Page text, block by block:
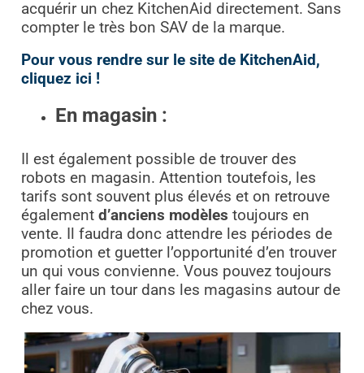
acquérir un chez KitchenAid directement. Sans
compter le très bon SAV de la marque.
Pour vous rendre sur le site de KitchenAid,
cliquez ici !
En magasin :
Il est également possible de trouver des
robots en magasin. Attention toutefois, les
tarifs sont souvent plus élevés et on retrouve
également d’anciens modèles toujours en
vente. Il faudra donc attendre les périodes de
promotion et guetter l’opportunité d’en trouver
un qui vous convienne. Vous pouvez toujours
aller faire un tour dans les magasins autour de
chez vous.